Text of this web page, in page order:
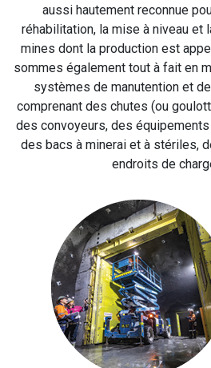
aussi hautement reconnue
réhabilitation, la mise à niveau et
mines dont la production est
sommes également tout à fait en
systèmes de manutention et
comprenant des chutes (ou
des convoyeurs, des
des bacs à minerai et à stériles,
endroits de